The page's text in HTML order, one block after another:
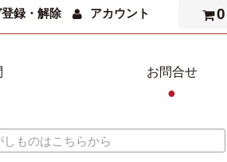
録・解除 アカウント 0
お問合せ
●